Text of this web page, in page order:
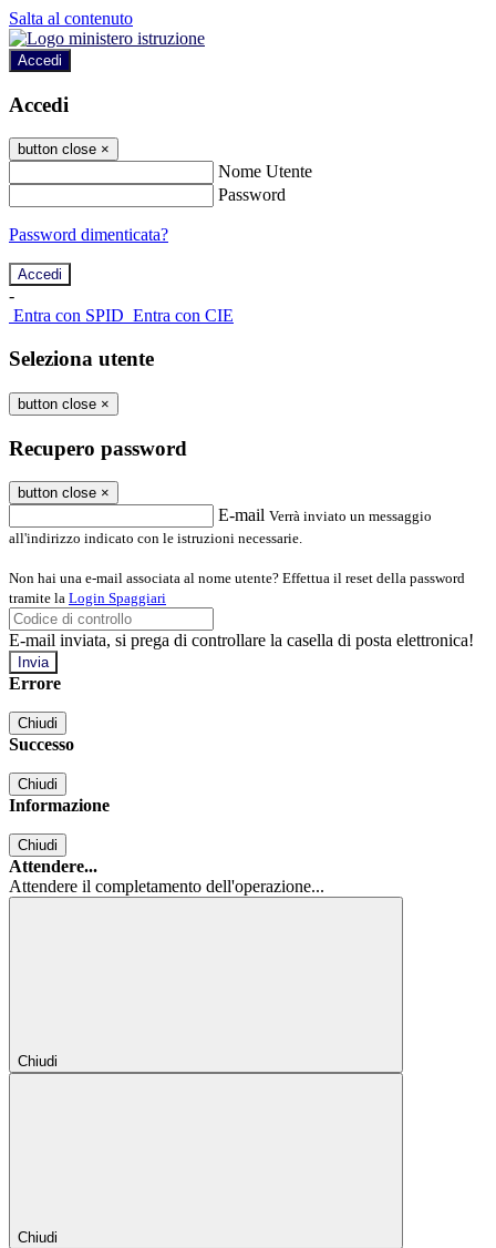
Salta al contenuto
Accedi
Accedi
button close ×
Nome Utente
Password
Password dimenticata?
-
Entra con SPID Entra con CIE
Seleziona utente
button close ×
Recupero password
button close ×
E-mail Verrà inviato un messaggio
all'indirizzo indicato con le istruzioni necessarie.
Non hai una e-mail associata al nome utente? Effettua il reset della password
tramite la Login Spaggiari
E-mail inviata, si prega di controllare la casella di posta elettronica!
Errore
Chiudi
Successo
Chiudi
Informazione
Chiudi
Attendere...
Attendere il completamento dell'operazione...
Chiudi
Chiudi